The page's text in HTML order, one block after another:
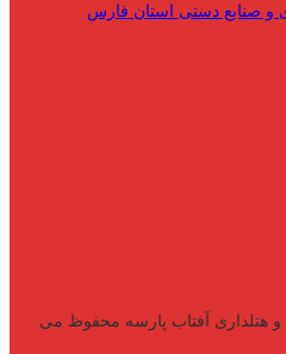
و صنایع دستی استان فارس
هتلداری آفتاب پارسه محفوظ می